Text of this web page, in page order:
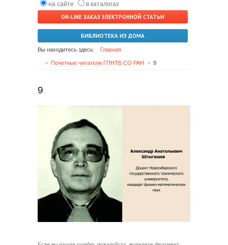
на сайте
в каталогах
ON-LINE ЗАКАЗ ЭЛЕКТРОННОЙ СТАТЬИ
БИБЛИОТЕКА ИЗ ДОМА
Вы находитесь здесь: Главная
Почетные читатели ГПНТБ СО РАН 9
9